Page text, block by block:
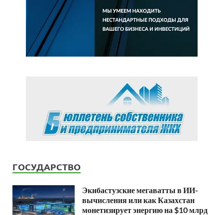
ГОСУДАРСТВО
Экибастузские мегаватты в ИИ-
вычисления или как Казахстан
монетизирует энергию на $10 млрд